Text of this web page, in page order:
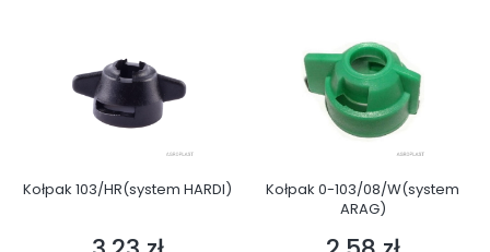
Kołpak 103/HR(system HARDI)
Cena
Kołpak 0-103/08/W(system
ARAG)
Cena